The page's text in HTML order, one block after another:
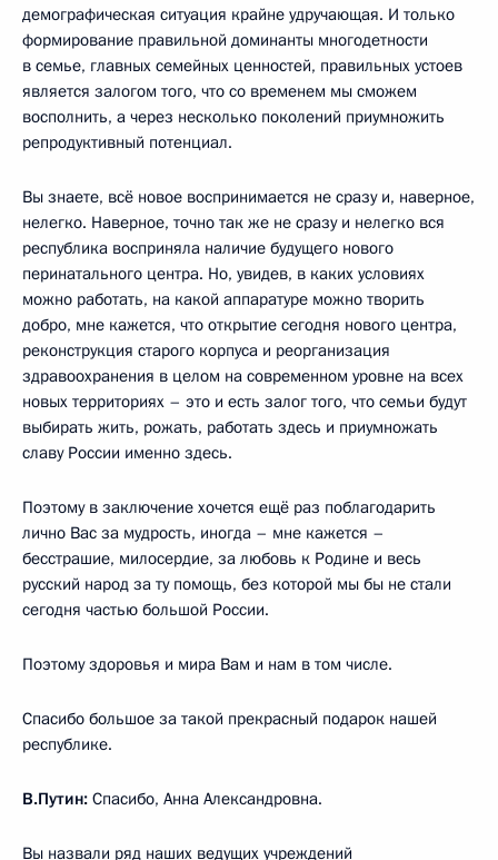
демографическая ситуация крайне удручающая. И только
формирование правильной доминанты многодетности
в семье, главных семейных ценностей, правильных устоев
является залогом того, что со временем мы сможем
восполнить, а через несколько поколений приумножить
репродуктивный потенциал.
Вы знаете, всё новое воспринимается не сразу и, наверное,
нелегко. Наверное, точно так же не сразу и нелегко вся
республика восприняла наличие будущего нового
перинатального центра. Но, увидев, в каких условиях
можно работать, на какой аппаратуре можно творить
добро, мне кажется, что открытие сегодня нового центра,
реконструкция старого корпуса и реорганизация
здравоохранения в целом на современном уровне на всех
новых территориях – это и есть залог того, что семьи будут
выбирать жить, рожать, работать здесь и приумножать
славу России именно здесь.
Поэтому в заключение хочется ещё раз поблагодарить
лично Вас за мудрость, иногда – мне кажется –
бесстрашие, милосердие, за любовь к Родине и весь
русский народ за ту помощь, без которой мы бы не стали
сегодня частью большой России.
Поэтому здоровья и мира Вам и нам в том числе.
Спасибо большое за такой прекрасный подарок нашей
республике.
В.Путин: Спасибо, Анна Александровна.
Вы назвали ряд наших ведущих учреждений